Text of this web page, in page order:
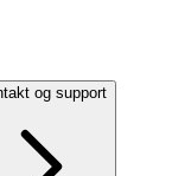
og support